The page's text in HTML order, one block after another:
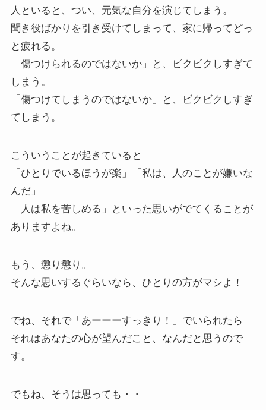
人といると、つい、元気な自分を演じてしまう。
聞き役ばかりを引き受けてしまって、家に帰ってどっ
と疲れる。
「傷つけられるのではないか」と、ビクビクしすぎて
しまう。
「傷つけてしまうのではないか」と、ビクビクしすぎ
てしまう。
こういうことが起きていると
「ひとりでいるほうが楽」「私は、人のことが嫌いな
んだ」
「人は私を苦しめる」といった思いがでてくることが
ありますよね。
もう、懲り懲り。
そんな思いするぐらいなら、ひとりの方がマシよ！
でね、それで「あーーーすっきり！」でいられたら
それはあなたの心が望んだこと、なんだと思うので
す。
でもね、そうは思っても・・